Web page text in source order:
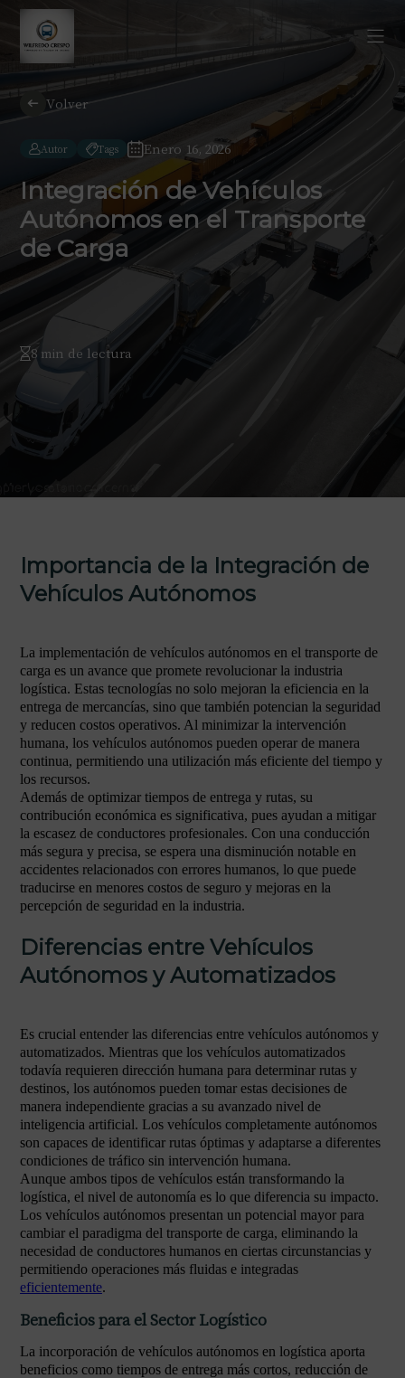
Volver
Autor Tags Enero 16, 2026
Integración de Vehículos
Autónomos en el Transporte
de Carga
8 min de lectura
Importancia de la Integración de
Vehículos Autónomos
La implementación de vehículos autónomos en el transporte de
carga es un avance que promete revolucionar la industria
logística. Estas tecnologías no solo mejoran la eficiencia en la
entrega de mercancías, sino que también potencian la seguridad
y reducen costos operativos. Al minimizar la intervención
humana, los vehículos autónomos pueden operar de manera
continua, permitiendo una utilización más eficiente del tiempo y
los recursos.
Además de optimizar tiempos de entrega y rutas, su
contribución económica es significativa, pues ayudan a mitigar
la escasez de conductores profesionales. Con una conducción
más segura y precisa, se espera una disminución notable en
accidentes relacionados con errores humanos, lo que puede
traducirse en menores costos de seguro y mejoras en la
percepción de seguridad en la industria.
Diferencias entre Vehículos
Autónomos y Automatizados
Es crucial entender las diferencias entre vehículos autónomos y
automatizados. Mientras que los vehículos automatizados
todavía requieren dirección humana para determinar rutas y
destinos, los autónomos pueden tomar estas decisiones de
manera independiente gracias a su avanzado nivel de
inteligencia artificial. Los vehículos completamente autónomos
son capaces de identificar rutas óptimas y adaptarse a diferentes
condiciones de tráfico sin intervención humana.
Aunque ambos tipos de vehículos están transformando la
logística, el nivel de autonomía es lo que diferencia su impacto.
Los vehículos autónomos presentan un potencial mayor para
cambiar el paradigma del transporte de carga, eliminando la
necesidad de conductores humanos en ciertas circunstancias y
permitiendo operaciones más fluidas e integradas
eficientemente.
Beneficios para el Sector Logístico
La incorporación de vehículos autónomos en logística aporta
beneficios como tiempos de entrega más cortos, reducción de